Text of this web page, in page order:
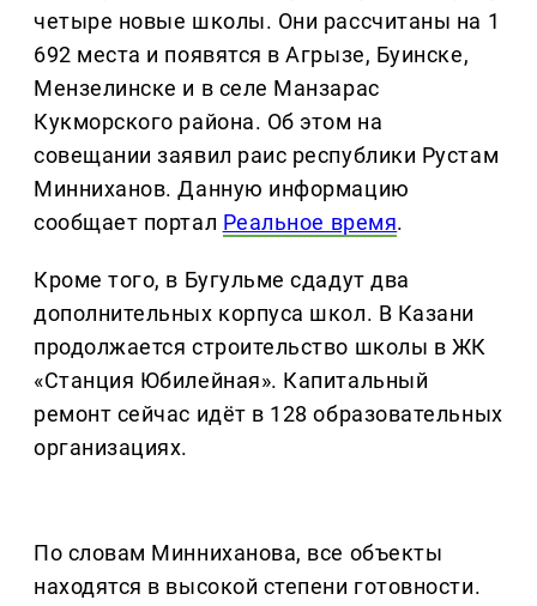
четыре новые школы. Они рассчитаны на 1
692 места и появятся в Агрызе, Буинске,
Мензелинске и в селе Манзарас
Кукморского района. Об этом на
совещании заявил раис республики Рустам
Минниханов. Данную информацию
сообщает портал Реальное время.
Кроме того, в Бугульме сдадут два
дополнительных корпуса школ. В Казани
продолжается строительство школы в ЖК
«Станция Юбилейная». Капитальный
ремонт сейчас идёт в 128 образовательных
организациях.
По словам Минниханова, все объекты
находятся в высокой степени готовности.